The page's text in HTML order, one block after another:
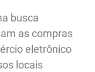
busca
as compras
eletrônico
locais